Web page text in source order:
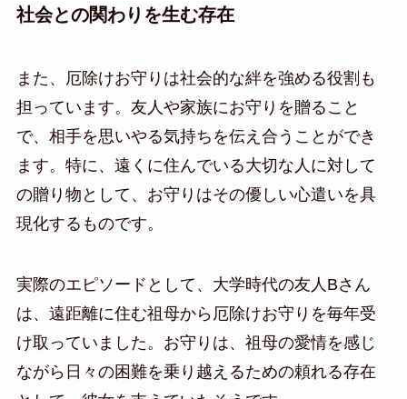
社会との関わりを生む存在
また、厄除けお守りは社会的な絆を強める役割も
担っています。友人や家族にお守りを贈ること
で、相手を思いやる気持ちを伝え合うことができ
ます。特に、遠くに住んでいる大切な人に対して
の贈り物として、お守りはその優しい心遣いを具
現化するものです。
実際のエピソードとして、大学時代の友人Bさん
は、遠距離に住む祖母から厄除けお守りを毎年受
け取っていました。お守りは、祖母の愛情を感じ
ながら日々の困難を乗り越えるための頼れる存在